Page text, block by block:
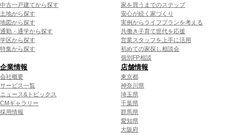
中古一戸建てから探す
土地から探す
地図から探す
通勤・通学から探す
学区から探す
特集から探す
家を買うまでのステップ
安心が続く家づくり
実例からライフプランを考える
共働き子育て世代を応援
営業スタッフを上手に活用
初めての家探し相談会
個別FP相談
企業情報
会社概要
サービス一覧
ニュース&トピックス
CMギャラリー
採用情報
店舗情報
東京都
神奈川県
埼玉県
千葉県
群馬県
愛知県
大阪府